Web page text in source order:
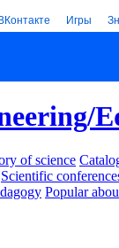
Игры
of science
Scientific
Popular